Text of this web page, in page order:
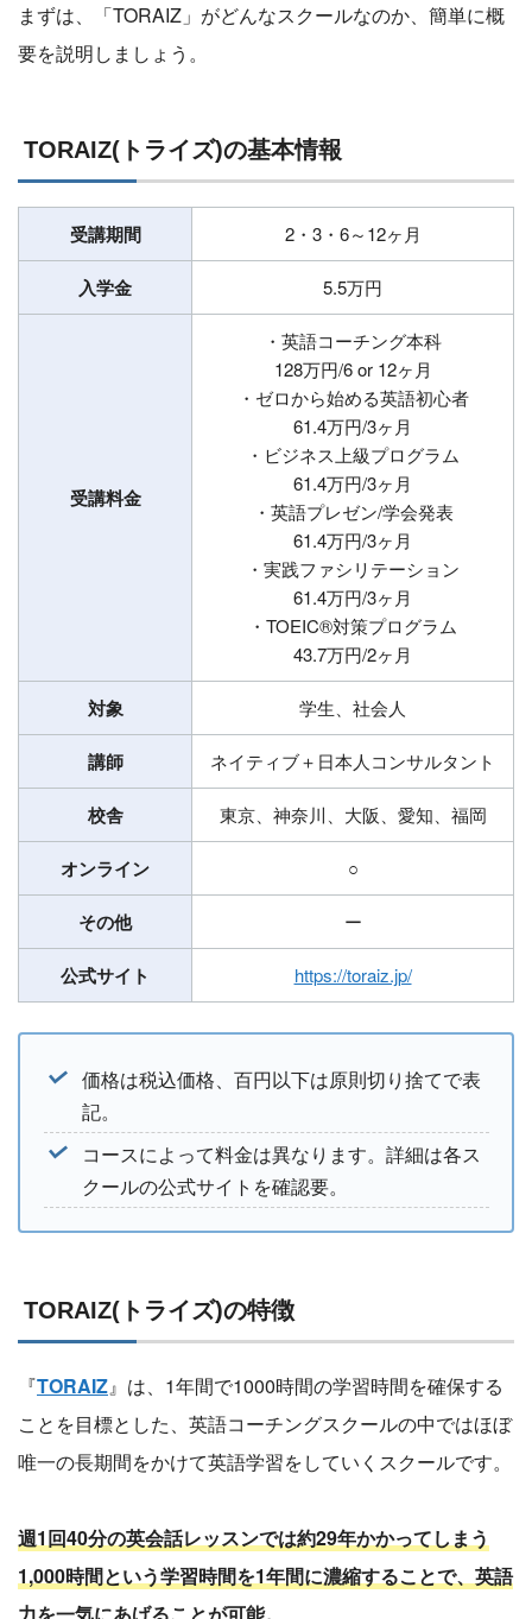
まずは、「TORAIZ」がどんなスクールなのか、簡単に概
要を説明しましょう。
TORAIZ(トライズ)の基本情報
受講期間 2・3・6～12ヶ月
入学金 5.5万円
受講料金
・英語コーチング本科
128万円/6 or 12ヶ月
・ゼロから始める英語初心者
61.4万円/3ヶ月
・ビジネス上級プログラム
61.4万円/3ヶ月
・英語プレゼン/学会発表
61.4万円/3ヶ月
・実践ファシリテーション
61.4万円/3ヶ月
・TOEIC®対策プログラム
43.7万円/2ヶ月
対象 学生、社会人
講師 ネイティブ＋日本人コンサルタント
校舎 東京、神奈川、大阪、愛知、福岡
オンライン ○
その他 ー
公式サイト https://toraiz.jp/
価格は税込価格、百円以下は原則切り捨てで表
記。
コースによって料金は異なります。詳細は各ス
クールの公式サイトを確認要。
TORAIZ(トライズ)の特徴
『TORAIZ』は、1年間で1000時間の学習時間を確保する
ことを目標とした、英語コーチングスクールの中ではほぼ
唯一の長期間をかけて英語学習をしていくスクールです。
週1回40分の英会話レッスンでは約29年かかってしまう
1,000時間という学習時間を1年間に濃縮することで、英語